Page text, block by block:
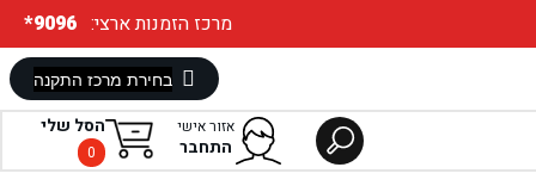
*9096 :מרכז הזמנות ארצי
הסל שלי
0
אזור אישי
התחבר